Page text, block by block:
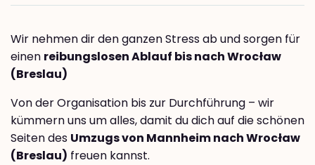
Wir nehmen dir den ganzen Stress ab und sorgen für
einen reibungslosen Ablauf bis nach Wrocław
(Breslau)
Von der Organisation bis zur Durchführung – wir
kümmern uns um alles, damit du dich auf die schönen
Seiten des Umzugs von Mannheim nach Wrocław
(Breslau) freuen kannst.